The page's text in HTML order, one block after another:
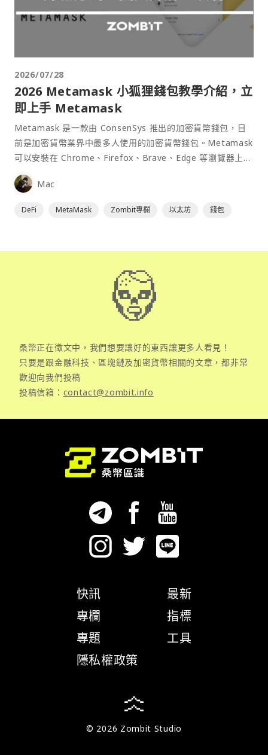
2026/07/28
2026 Metamask 小狐狸錢包教學介紹，立
即上手 Metamask
Metamask 是一款由 ConsenSys 推出的加密貨幣錢包，目
前是加密貨幣業界中最多人使用的加密貨幣錢包。Metamask
可以安裝在 Chrome、Firefox、Brave、Edge 等瀏覽器上作
為插件使用，具備許多功能且使用上非常方便。
Mac
DeFi MetaMask Zombit專欄 以太坊 錢包
桑幣正在徵文中，我們想要讓好的東西讓更多人看見！
只要是跟金融科技、區塊鏈及加密貨幣相關的文章，都非常
歡迎向我們投稿
投稿信箱： contact@zombit.info
快訊
專欄
專題
隱私權政策
最新
指標
工具
© 2026 Zombit Studio